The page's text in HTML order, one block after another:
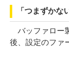
「つまずかな
バッファロー
後、設定のファ